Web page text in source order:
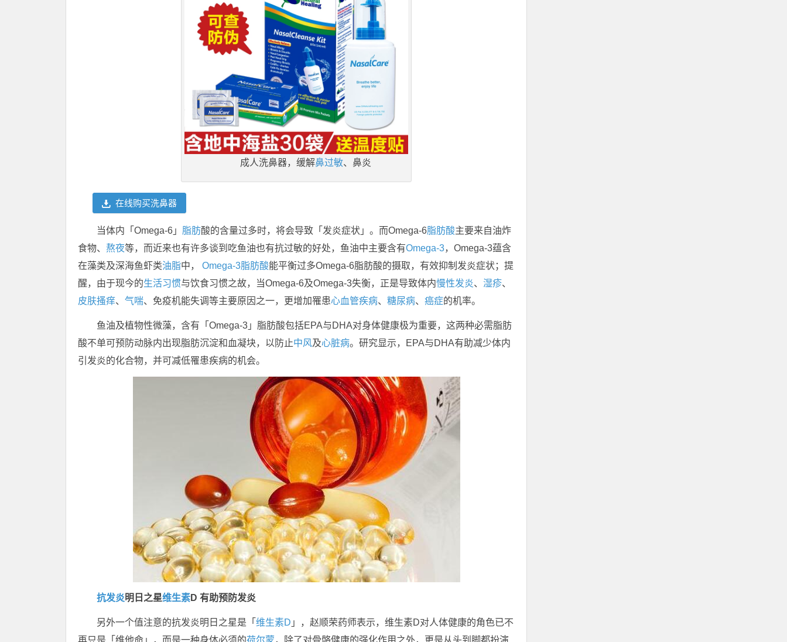
成人洗鼻器，缓解鼻过敏、鼻炎
在线购买洗鼻器
当体内「Omega-6」 脂肪酸的含量过多时，将会导致「发炎症状」。而Omega-6脂肪酸主要来自油炸
食物、 熬夜等，而近来也有许多谈到吃鱼油也有抗过敏的好处，鱼油中主要含有Omega-3，Omega-3蕴含
在藻类及深海鱼虾类油脂中， Omega-3脂肪酸能平衡过多Omega-6脂肪酸的摄取，有效抑制发炎症状；提
醒，由于现今的生活习惯与饮食习惯之故，当Omega-6及Omega-3失衡，正是导致体内慢性发炎、 湿疹、
皮肤搔痒、 气喘、免疫机能失调等主要原因之一，更增加罹患心血管疾病、 糖尿病、 癌症的机率。
鱼油及植物性微藻，含有「Omega-3」脂肪酸包括EPA与DHA对身体健康极为重要，这两种必需脂肪
酸不单可预防动脉内出现脂肪沉淀和血凝块，以防止中风及心脏病。研究显示，EPA与DHA有助减少体内
引发炎的化合物，并可减低罹患疾病的机会。
抗发炎明日之星维生素D 有助预防发炎
另外一个值注意的抗发炎明日之星是「 维生素D 」，赵顺荣药师表示，维生素D对人体健康的角色已不
再只是「维他命」，而是一种身体必须的荷尔蒙，除了对骨骼健康的强化作用之外，更是从头到脚都扮演